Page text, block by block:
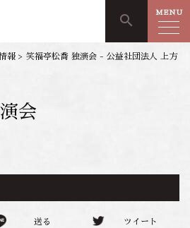
search MENU
報 > 笑福亭松喬 独演会 - 公益社団法人 上方
会
送る ツイート